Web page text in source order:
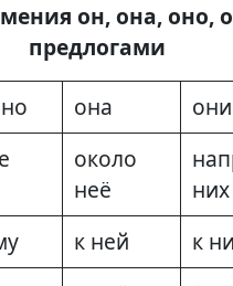
он, она, оно,
предлогами
она они
около
неё
них
к ней
к